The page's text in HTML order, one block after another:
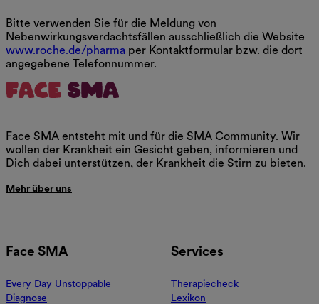
Bitte verwenden Sie für die Meldung von
Nebenwirkungsverdachtsfällen ausschließlich die Website
www.roche.de/pharma per Kontaktformular bzw. die dort
angegebene Telefonnummer.
Face SMA entsteht mit und für die SMA Community. Wir
wollen der Krankheit ein Gesicht geben, informieren und
Dich dabei unterstützen, der Krankheit die Stirn zu bieten.
Mehr über uns
Face SMA
Every Day Unstoppable
Diagnose
Services
Therapiecheck
Lexikon